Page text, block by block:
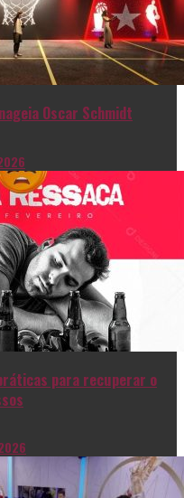
Oscar Schmidt
para recuperar o